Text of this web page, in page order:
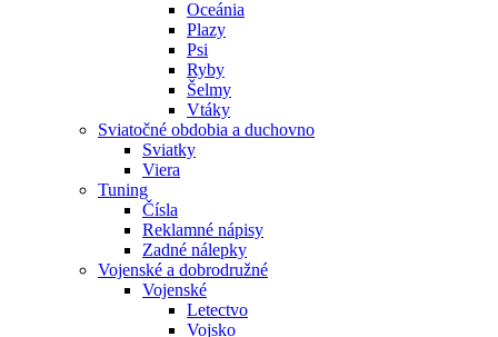
Oceánia
Plazy
Psi
Ryby
Šelmy
Vtáky
Sviatočné obdobia a duchovno
Sviatky
Viera
Tuning
Čísla
Reklamné nápisy
Zadné nálepky
Vojenské a dobrodružné
Vojenské
Letectvo
Vojsko